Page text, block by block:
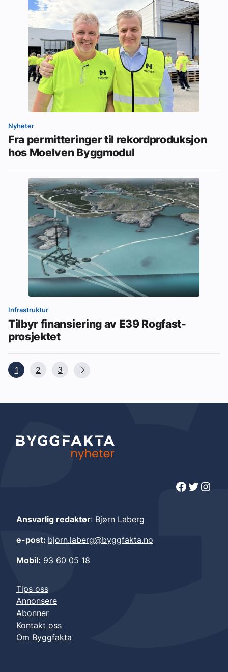
Nyheter
Fra permitteringer til rekordproduksjon
hos Moelven Byggmodul
Infrastruktur
Tilbyr finansiering av E39 Rogfast-
prosjektet
1 2 3
Facebook Twitter Instagram
Ansvarlig redaktør: Bjørn Laberg
e-post: bjorn.laberg@byggfakta.no
Mobil: 93 60 05 18
Tips oss
Annonsere
Abonner
Kontakt oss
Om Byggfakta